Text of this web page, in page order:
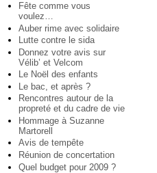
Fête comme vous
voulez…
Auber rime avec solidaire
Lutte contre le sida
Donnez votre avis sur
Vélib’ et Velcom
Le Noël des enfants
Le bac, et après ?
Rencontres autour de la
propreté et du cadre de vie
Hommage à Suzanne
Martorell
Avis de tempête
Réunion de concertation
Quel budget pour 2009 ?